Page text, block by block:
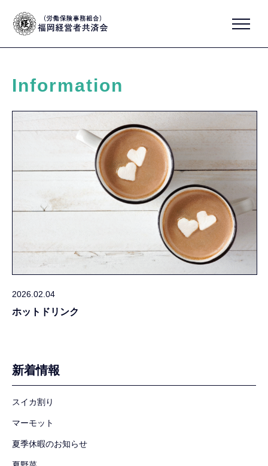
Information
2026.02.04
ホットドリンク
新着情報
スイカ割り
マーモット
夏季休暇のお知らせ